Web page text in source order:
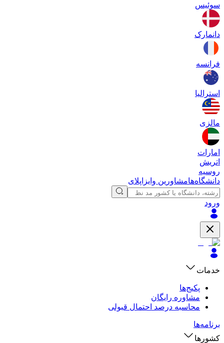
سوئیس
دانمارک
فرانسه
استرالیا
مالزی
امارات
اتریش
روسیه
دانشگاه‌هامشاورین وایزاپلای
ورود
خدمات
پکیج‌ها
مشاوره رایگان
محاسبه درصد احتمال قبولی
برنامه‌ها
کشورها